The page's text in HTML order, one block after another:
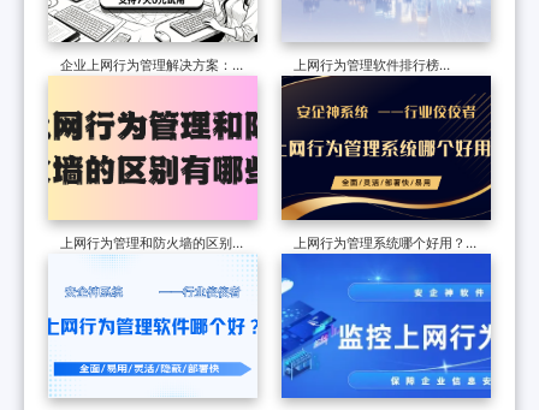
企业上网行为管理解决方案：上
上网行为管理软件排行榜
TOP4：谁能将上网行为管理的
井井有条
上网行为管理和防火墙的区别有
哪些？千字长文告诉你不知道的
真相，你了解多少呢？
上网行为管理系统哪个好用？用
亲测好用